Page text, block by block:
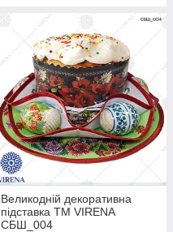
Великодній декоративна
підставка ТМ VIRENA
СБШ_004